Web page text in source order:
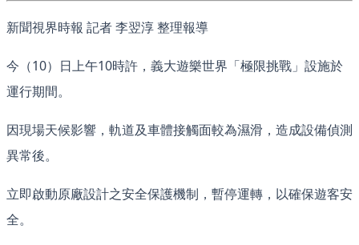
新聞視界時報 記者 李翌淳 整理報導
今（10）日上午10時許，義大遊樂世界「極限挑戰」設施於
運行期間。
因現場天候影響，軌道及車體接觸面較為濕滑，造成設備偵測
異常後。
立即啟動原廠設計之安全保護機制，暫停運轉，以確保遊客安
全。